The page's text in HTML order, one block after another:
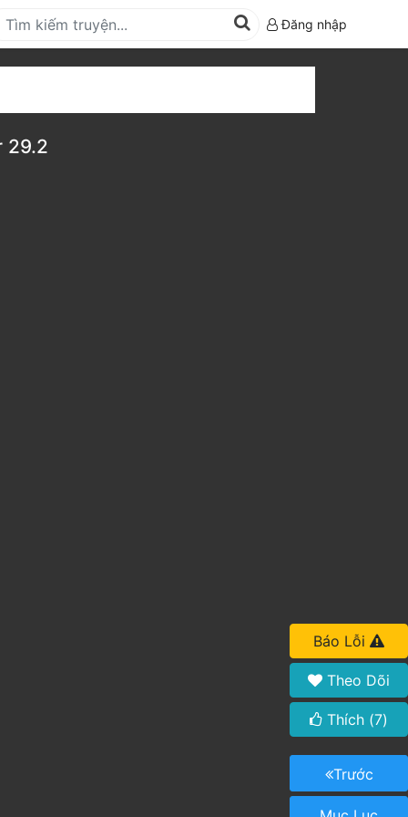
Đăng nhập
29.2
Báo Lỗi
Theo Dõi
Thích (7)
Trước